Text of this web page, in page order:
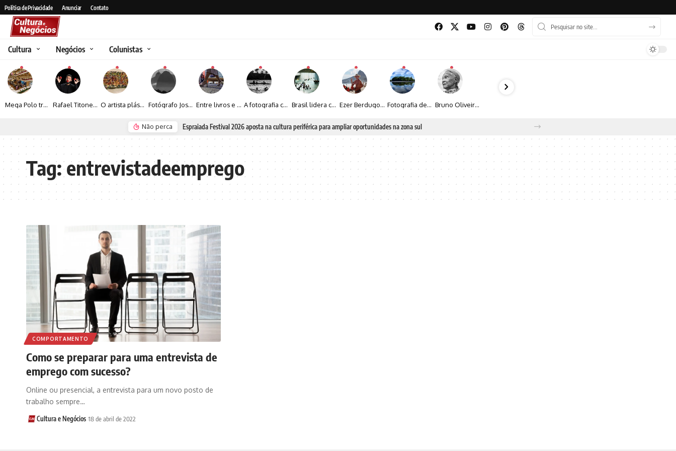
Política de Privacidade Anunciar Contato
Cultura Negócios Colunistas
Mega Polo transforma lançamento de coleção em plataforma nacional de negócios e projeta crescimento de mais de 15% Rafael Titonelly leva magia e acolhimento a crianças em tratamento oncológico em Juiz de Fora O artista plástico Jorge Luiz transforma sustentabilidade e criatividade em arte contemporânea Fotógrafo José Roberto apresenta um olhar sensível sobre arquitetura, formas e luz na fotografia Entre livros e fotografia autoral, Sebastião Reis consolida uma trajetória marcada pelo olhar artístico A fotografia contemporânea de Cynthia Feyh Jappur entre luz, movimento e arte Brasil lidera crescimento entre os 15 maiores mercados globais de viagens corporativas Ezer Berdugo transforma experiências multiculturais e memórias em narrativas visuais por meio da fotografia Fotografia de Fátima Carlini transforma paisagens naturais em experiências de contemplação Bruno Oliveira retrata o cotidiano urbano por meio da fotografia em preto e branco
Não perca Espraiada Festival 2026 aposta na cultura periférica para ampliar oportunidades na zona sul
Tag:entrevistadeemprego
COMPORTAMENTO
Como se preparar para uma entrevista de
emprego com sucesso?
Online ou presencial, a entrevista para um novo posto de
trabalho sempre…
Cultura e Negócios 18 de abril de 2022